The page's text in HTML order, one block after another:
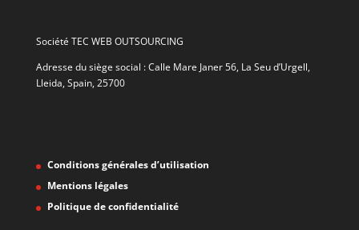
Société TEC WEB OUTSOURCING
Adresse du siège social : Calle Mare Janer 56, La Seu d’Urgell,
Lleida, Spain, 25700
Conditions générales d’utilisation
Mentions légales
Politique de confidentialité